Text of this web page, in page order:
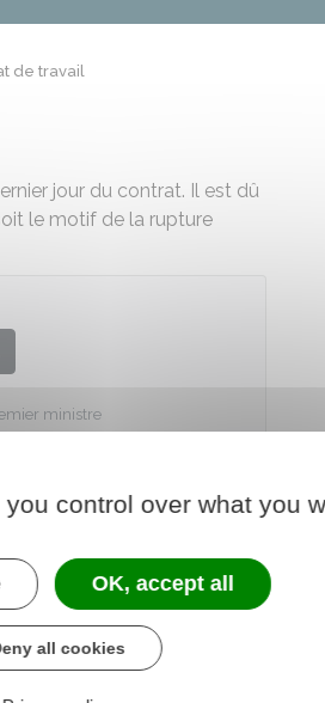
de travail
jour du contrat. Il est dû
le motif de la rupture
ministre
control over what you
OK, accept all
all cookies